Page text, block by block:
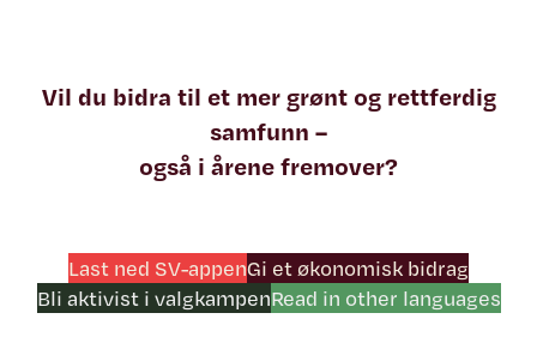
Vil du bidra til et mer grønt og rettferdig
samfunn –
også i årene fremover?
Last ned SV-appenGi et økonomisk bidrag
Bli aktivist i valgkampenRead in other languages